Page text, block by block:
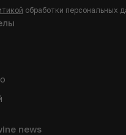
news
обработки персональных